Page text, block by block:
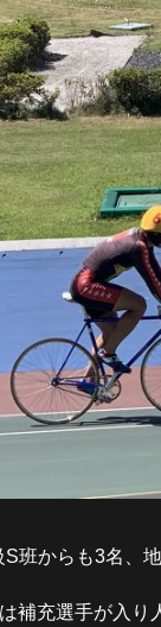
S班からも3名、
補充選手が入り